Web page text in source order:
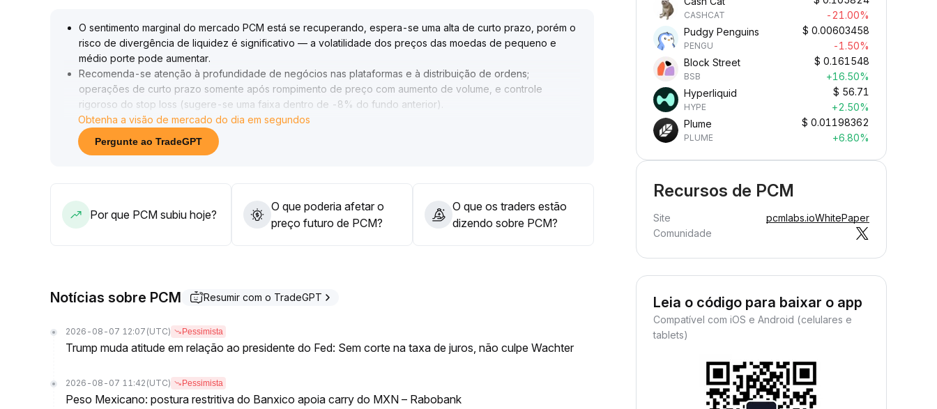
O sentimento marginal do mercado PCM está se recuperando, espera-se uma alta de curto prazo, porém o
risco de divergência de liquidez é significativo — a volatilidade dos preços das moedas de pequeno e
médio porte pode aumentar.
Recomenda-se atenção à profundidade de negócios nas plataformas e à distribuição de ordens;
operações de curto prazo somente após rompimento de preço com aumento de volume, e controle
rigoroso do stop loss (sugere-se uma faixa dentro de -8% do fundo anterior)
Falta confirmação técnica suficiente; cautela ao seguir movimentos de alta
A estratégia deve priorizar a observação e a confirmação do sinal de volume
Obtenha a visão de mercado do dia em segundos
Pergunte ao TradeGPT
Por que PCM subiu hoje?
O que poderia afetar o
preço futuro de PCM?
O que os traders estão
dizendo sobre PCM?
Notícias sobre PCM Resumir com o TradeGPT
2026-08-07 12:07 (UTC) Pessimista
Trump muda atitude em relação ao presidente do Fed: Sem corte na taxa de juros, não culpe Wachter
2026-08-07 11:42 (UTC) Pessimista
Peso Mexicano: postura restritiva do Banxico apoia carry do MXN – Rabobank
CASHCAT
-21.00%
Pudgy Penguins
PENGU
$ 0.00603458
-1.50%
Block Street
BSB
$ 0.161548
+16.50%
Hyperliquid
HYPE
$ 56.71
+2.50%
Plume
PLUME
$ 0.01198362
+6.80%
Recursos de PCM
Site pcmlabs.ioWhitePaper
Comunidade
Leia o código para baixar o app
Compatível com iOS e Android (celulares e
tablets)